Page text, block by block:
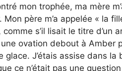
mon trophée, ma mère
père m’a appelée « la
s’il lisait le titre d’un
ovation debout à Amber
glace. J’étais assise dans
ce n’était pas une